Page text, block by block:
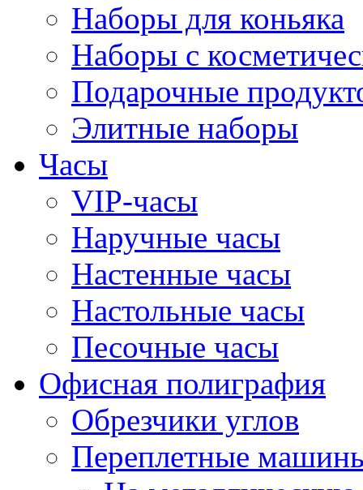
Наборы для коньяка
Наборы с
Подарочные
Элитные наборы
Часы
VIP-часы
Наручные часы
Настенные часы
Настольные часы
Песочные часы
Офисная полиграфия
Обрезчики углов
Переплетные